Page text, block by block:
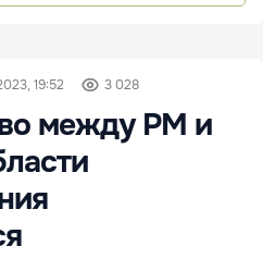
19:52 3 028
между РМ и